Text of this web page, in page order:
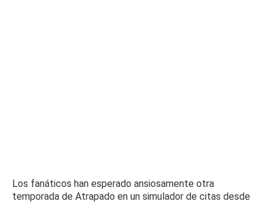
Los fanáticos han esperado ansiosamente otra
temporada de Atrapado en un simulador de citas desde